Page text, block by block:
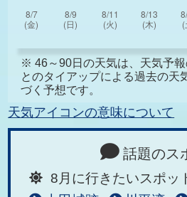
※ 46～90日の天気は、天気予
とのタイアップによる過去の天
づく予想です。
天気アイコンの意味について
話題のス
8月に行きたいスポッ